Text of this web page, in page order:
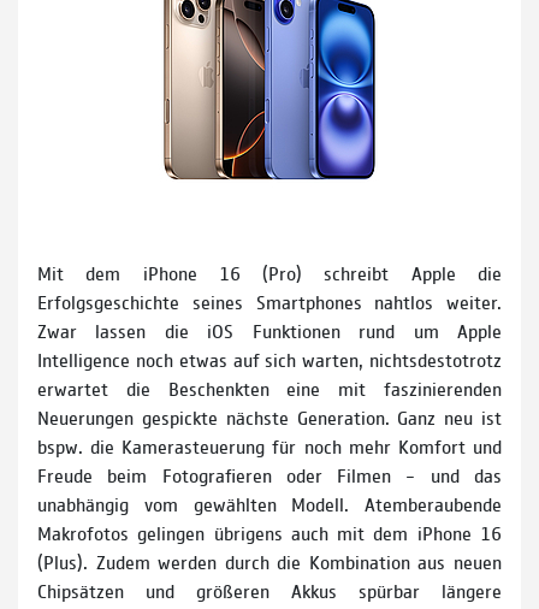
Mit dem iPhone 16 (Pro) schreibt Apple die
Erfolgsgeschichte seines Smartphones nahtlos weiter.
Zwar lassen die iOS Funktionen rund um Apple
Intelligence noch etwas auf sich warten, nichtsdestotrotz
erwartet die Beschenkten eine mit faszinierenden
Neuerungen gespickte nächste Generation. Ganz neu ist
bspw. die Kamerasteuerung für noch mehr Komfort und
Freude beim Fotografieren oder Filmen – und das
unabhängig vom gewählten Modell. Atemberaubende
Makrofotos gelingen übrigens auch mit dem iPhone 16
(Plus). Zudem werden durch die Kombination aus neuen
Chipsätzen und größeren Akkus spürbar längere